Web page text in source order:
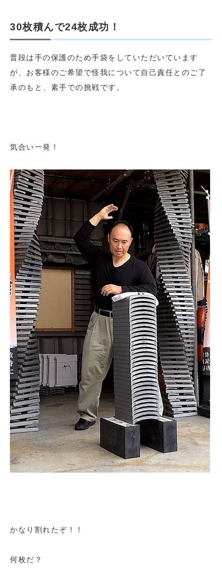
30枚積んで24枚成功！
普段は手の保護のため手袋をしていただいています
が、お客様のご希望で怪我について自己責任とのご了
承のもと、素手での挑戦です。
気合い一発！
かなり割れたぞ！！
何枚だ？